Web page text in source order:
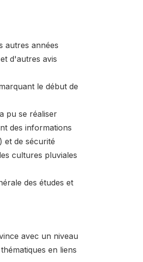
autres années
d'autres avis
le début de
pu se réaliser
des informations
et de sécurité
cultures pluviales
des études et
avec un niveau
en liens